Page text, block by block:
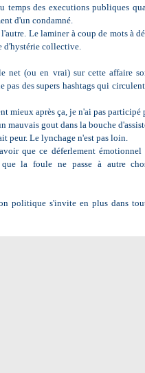
temps des executions publiques
d'un condamné.
Le laminer à coup de mots à
d'hystérie collective.
net (ou en vrai) sur cette affaire
pas des supers hashtags qui
mieux après ça, je n'ai pas participé
mauvais gout dans la bouche
peur. Le lynchage n'est pas loin.
que ce déferlement émotionnel
la foule ne passe à autre
politique s'invite en plus dans